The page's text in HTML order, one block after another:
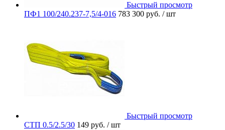
Быстрый просмотр
ПФ1 100/240.237-7,5/4-016 783 300 руб. / шт
Быстрый просмотр
СТП 0.5/2.5/30 149 руб. / шт